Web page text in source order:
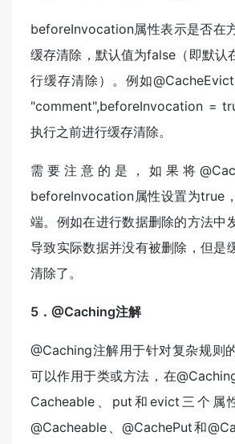
beforeInvocation属性表示是否在
缓存清除，默认值为false（即默认
行缓存清除）。例如
"comment",beforeInvocation =
执行之前进行缓存清除。
需要注意的是，如果将
beforeInvocation属性设置为true
端。例如在进行数据删除的方法中
导致实际数据并没有被删除，但是
清除了。
5．@Caching注解
@Caching注解用于针对复杂规则
可以作用于类或方法，在
Cacheable、put和evict三个属
@Cacheable、@CachePut和